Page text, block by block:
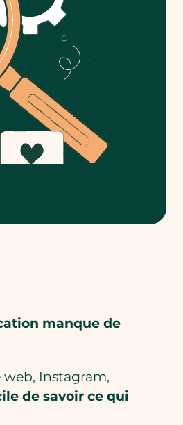
manque de
web, Instagram,
de savoir ce qui